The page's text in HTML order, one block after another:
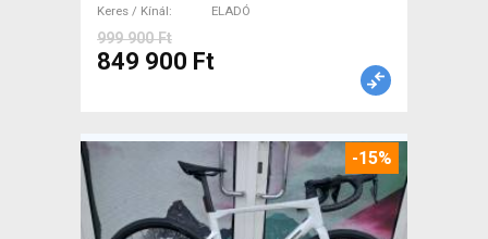
Keres / Kínál
ELADÓ
999 900 Ft
849 900 Ft
-15%